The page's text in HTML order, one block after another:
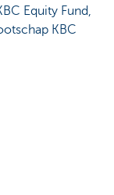
Equity Fund,
KBC